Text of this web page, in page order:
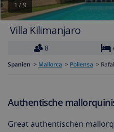
1 /9
Villa Kilimanjaro
8
Spanien > Mallorca > Pollensa >
Authentische
Great authentischen